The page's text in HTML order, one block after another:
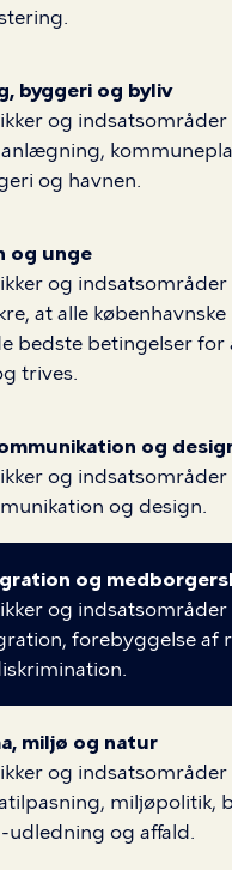
byggeri og byliv
og
og havnen.
og unge
og
at alle
bedste betingelser for
trives.
og
og indsatsområder
og design.
og
og
forebyggelse af
miljø og natur
og
miljøpolitik,
udledning og affald.